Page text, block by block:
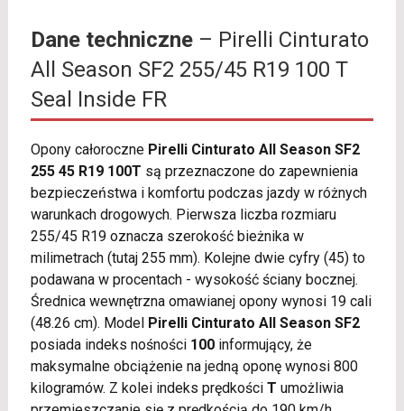
Dane techniczne– Pirelli Cinturato
All Season SF2 255/45 R19 100 T
Seal Inside FR
Opony całoroczne Pirelli Cinturato All Season SF2
255 45 R19 100T są przeznaczone do zapewnienia
bezpieczeństwa i komfortu podczas jazdy w różnych
warunkach drogowych. Pierwsza liczba rozmiaru
255/45 R19 oznacza szerokość bieżnika w
milimetrach (tutaj 255 mm). Kolejne dwie cyfry (45) to
podawana w procentach - wysokość ściany bocznej.
Średnica wewnętrzna omawianej opony wynosi 19 cali
(48.26 cm). Model Pirelli Cinturato All Season SF2
posiada indeks nośności 100informujący, że
maksymalne obciążenie na jedną oponę wynosi 800
kilogramów. Z kolei indeks prędkości T umożliwia